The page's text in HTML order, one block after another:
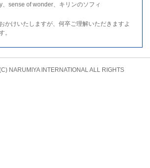
sense of wonder、キリンのソフィ
かけいたしますが、何卒ご理解いただきますよ
。